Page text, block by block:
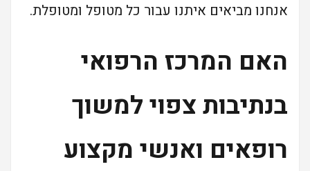
אנחנו מביאים איתנו עבור כל מטופל ומטופלת.
האם המרכז הרפואי
בנתיבות צפוי למשוך
רופאים ואנשי מקצוע